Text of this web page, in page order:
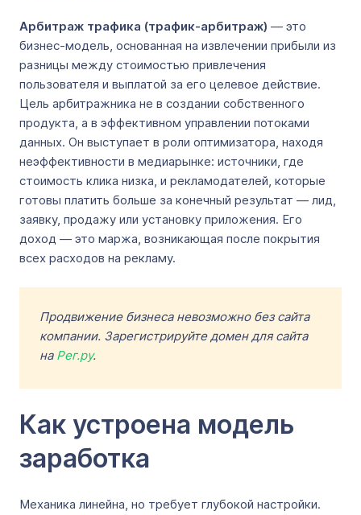
Арбитраж трафика (трафик-арбитраж) — это
бизнес-модель, основанная на извлечении прибыли из
разницы между стоимостью привлечения
пользователя и выплатой за его целевое действие.
Цель арбитражника не в создании собственного
продукта, а в эффективном управлении потоками
данных. Он выступает в роли оптимизатора, находя
неэффективности в медиарынке: источники, где
стоимость клика низка, и рекламодателей, которые
готовы платить больше за конечный результат — лид,
заявку, продажу или установку приложения. Его
доход — это маржа, возникающая после покрытия
всех расходов на рекламу.
Продвижение бизнеса невозможно без сайта
компании. Зарегистрируйте домен для сайта
на Рег.ру.
Как устроена модель
заработка
Механика линейна, но требует глубокой настройки.